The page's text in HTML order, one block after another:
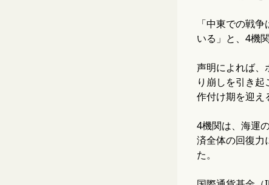
「中東での戦
いる」と、4機
声明によれば、
り崩しを引き
作付け期を迎え
4機関は、海運
済全体の回復力
た。